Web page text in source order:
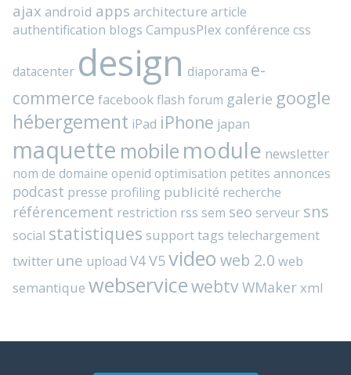
ajax android apps architecture article
authentification blogs CampusPlex conférence css
datacenter design diaporama e-
commerce facebookflash forum galerie google
hébergement iPad iPhone japan
maquette mobile module newsletter
nom de domaine openid optimisation petites annonces
podcast presse profiling publicité recherche
référencement restriction rss sem seo serveur sns
social statistiques supporttags telechargement
twitter une upload V4V5video web 2.0 web
semantique webservicewebtvWMakerxml